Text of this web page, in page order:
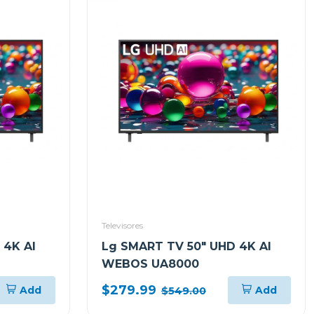
4K AI
Add
Televisores
Lg SMART TV 50" UHD 4K AI
WEBOS UA8000
$279.99 $549.00 Add